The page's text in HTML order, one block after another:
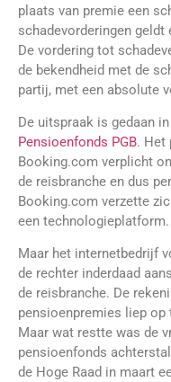
plaats van premie een
schadevorderingen
De vordering tot
de bekendheid met de
partij, met een absolute
De uitspraak is gedaan
Pensioenfonds PGB. Het
Booking.com verplicht
de reisbranche en dus
Booking.com verzette
een technologieplatform.
Maar het internetbedrijf
de rechter inderdaad
de reisbranche. De
pensioenpremies liep
Maar wat restte was de
pensioenfonds
de Hoge Raad in maart